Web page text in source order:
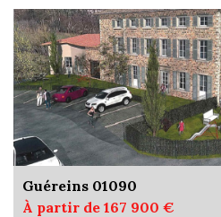
Guéreins 01090
À partir de 167 900 €